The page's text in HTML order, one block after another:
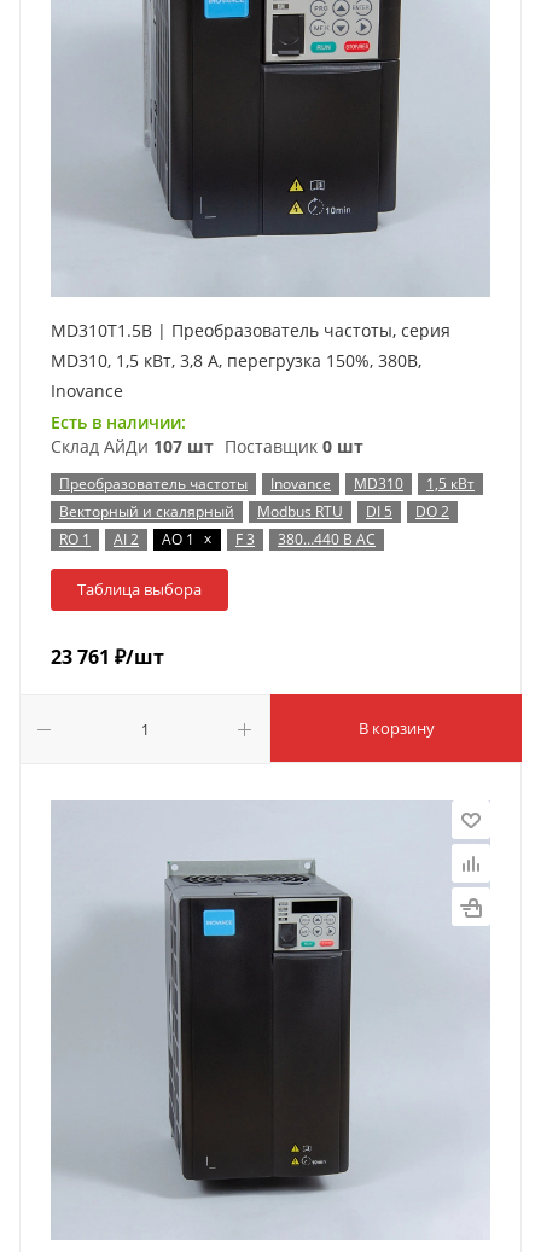
MD310T1.5B | Преобразователь частоты, серия
MD310, 1,5 кВт, 3,8 А, перегрузка 150%, 380B,
Inovance
Есть в наличии:
Склад АйДи 107 шт Поставщик 0 шт
Преобразователь частоты Inovance MD310
1,5 кВт
Векторный и скалярный
Modbus RTU DI 5
DO 2
RO 1
AI 2 AO 1 x F 3 380…440 В AC
Таблица выбора
23 761 ₽/шт
В корзину